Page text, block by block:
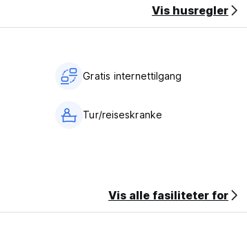
Vis husregler
Gratis internettilgang
Tur/reiseskranke
Vis alle fasiliteter for